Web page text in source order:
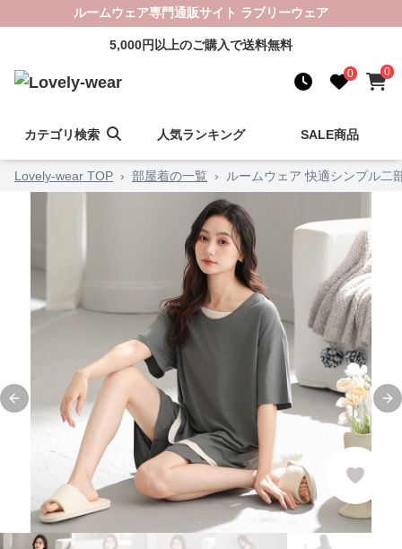
ルームウェア専門通販サイト ラブリーウェア
5,000円以上のご購入で送料無料
0 0
カテゴリ検索 人気ランキング SALE商品
Lovely-wear TOP › 部屋着の一覧 › ルームウェア 快適シンプル二
Previous slide